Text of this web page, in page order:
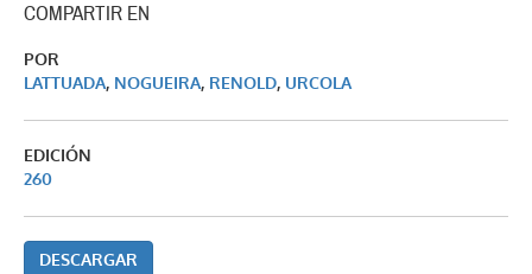
COMPARTIR EN
POR
LATTUADA, NOGUEIRA, RENOLD, URCOLA
EDICIÓN
260
DESCARGAR